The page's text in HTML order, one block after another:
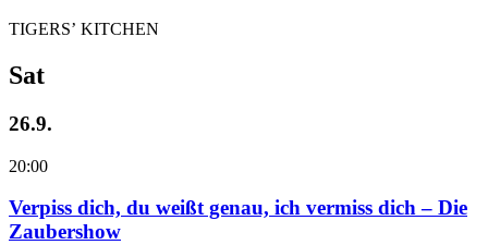
TIGERS’ KITCHEN
Sat
26.9.
20:00
Verpiss dich, du weißt genau, ich vermiss dich – Die
Zaubershow